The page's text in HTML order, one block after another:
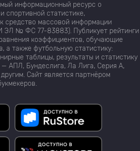
информационный ресурс о
спортивной статистике,
средство массовой информации
ЭЛ № ФС 77-83883). Публикует рейтинги
коэффициентов, обучающие
а также футбольную статистику:
таблицы, результаты и статистику
АПЛ, Бундеслига, Ла Лига, Серия А,
Сайт является партнёром